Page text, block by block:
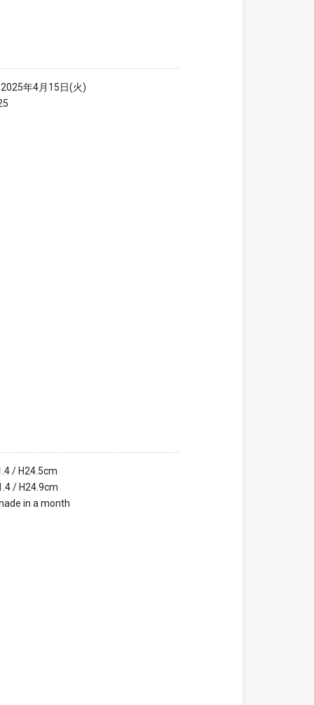
年4月15日(火)
/ H24.5cm
/ H24.9cm
in a month